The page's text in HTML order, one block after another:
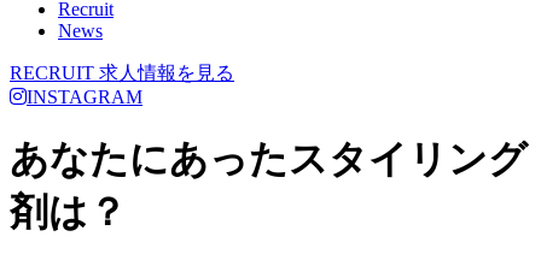
Recruit
News
RECRUIT 求人情報を見る
INSTAGRAM
あなたにあったスタイリング
剤は？